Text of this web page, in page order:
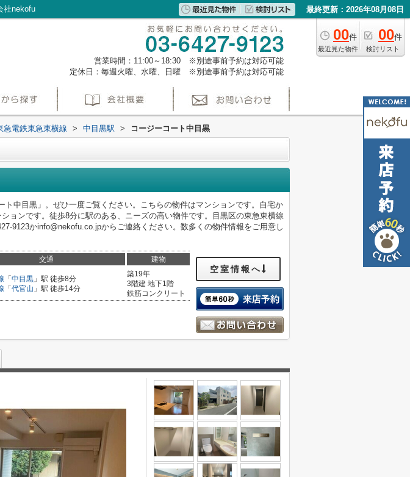
社nekofu 最終更新：2026年08月08日
00件
最近見た物件
00件
検討リスト
営業時間：11:00～18:30 ※別途事前予約は対応可能
定休日：毎週火曜、水曜、日曜 ※別途事前予約は対応可能
急電鉄東急東横線 > 中目黒駅 > コージーコート中目黒
ト中目黒」。ぜひ一度ご覧ください。こちらの物件はマンションです。自宅か
ョンです。徒歩8分に駅のある、ニーズの高い物件です。目黒区の東急東横線
9123かinfo@nekofu.co.jpからご連絡ください。数多くの物件情報をご用意し
交通 建物
「 中目黒 」駅 徒歩8分
「 代官山 」駅 徒歩14分
築19年
3階建 地下1階
鉄筋コンクリート
空室情報へ